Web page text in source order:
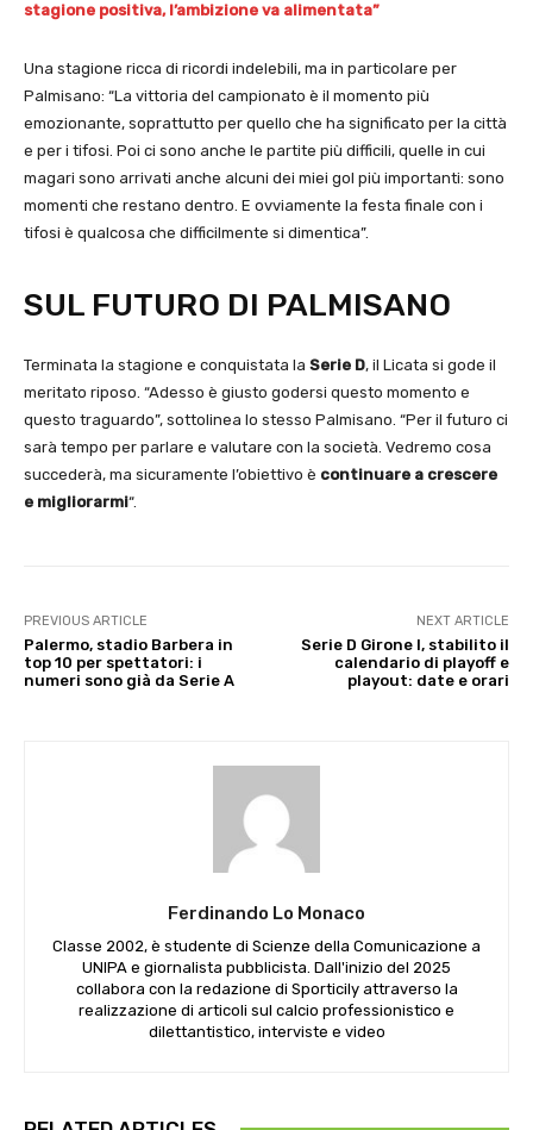
stagione positiva, l’ambizione va alimentata”
Una stagione ricca di ricordi indelebili, ma in particolare per
Palmisano: “La vittoria del campionato è il momento più
emozionante, soprattutto per quello che ha significato per la città
e per i tifosi. Poi ci sono anche le partite più difficili, quelle in cui
magari sono arrivati anche alcuni dei miei gol più importanti: sono
momenti che restano dentro. E ovviamente la festa finale con i
tifosi è qualcosa che difficilmente si dimentica”.
SUL FUTURO DI PALMISANO
Terminata la stagione e conquistata la Serie D, il Licata si gode il
meritato riposo. “Adesso è giusto godersi questo momento e
questo traguardo”, sottolinea lo stesso Palmisano. “Per il futuro ci
sarà tempo per parlare e valutare con la società. Vedremo cosa
succederà, ma sicuramente l’obiettivo è continuare a crescere
e migliorarmi“.
PREVIOUS ARTICLE
Palermo, stadio Barbera in
top 10 per spettatori: i
numeri sono già da Serie A
NEXT ARTICLE
Serie D Girone I, stabilito il
calendario di playoff e
playout: date e orari
Ferdinando Lo Monaco
Classe 2002, è studente di Scienze della Comunicazione a
UNIPA e giornalista pubblicista. Dall'inizio del 2025
collabora con la redazione di Sporticily attraverso la
realizzazione di articoli sul calcio professionistico e
dilettantistico, interviste e video